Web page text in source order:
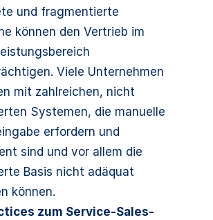
und fragmentierte
können den Vertrieb im
Viele Unternehmen
mit zahlreichen, nicht
Systemen, die manuelle
erfordern und
sind und vor allem die
Basis nicht adäquat
können.
zum Service-Sales-